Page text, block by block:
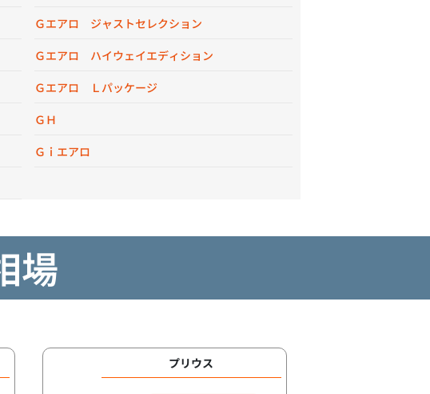
Ｇエアロ ジャストセレクション
Ｇエアロ ハイウェイエディション
Ｇエアロ Ｌパッケージ
ＧＨ
Ｇｉエアロ
場
プリウス